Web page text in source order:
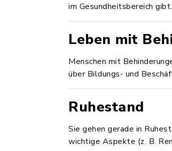
im Gesundheitsbereich gibt.
Leben mit
Menschen mit
über Bildungs- und
Ruhestand
Sie gehen gerade in
wichtige Aspekte (z. B.